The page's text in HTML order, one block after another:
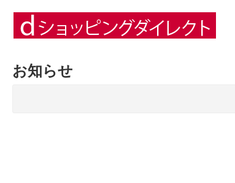
お知らせ